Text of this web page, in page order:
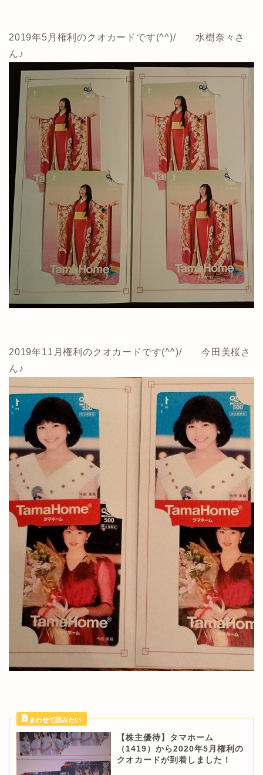
2019年5月権利のクオカードです(^^)/ 水樹奈々さ
ん♪
2019年11月権利のクオカードです(^^)/ 今田美桜さ
ん♪
【株主優待】タマホーム
（1419）から2020年5月権利の
クオカードが到着しました！